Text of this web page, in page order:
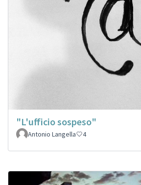
"L'ufficio sospeso"
Antonio Langella
4